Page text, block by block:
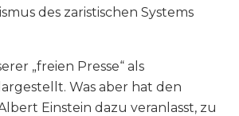
des zaristischen Systems
„freien Presse“ als
Was aber hat den
Einstein dazu veranlasst, zu